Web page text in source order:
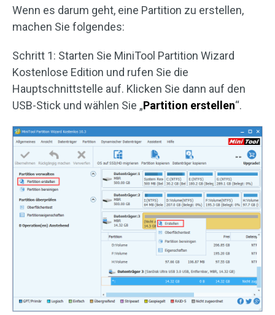
Wenn es darum geht, eine Partition zu erstellen,
machen Sie folgendes:
Schritt 1: Starten Sie MiniTool Partition Wizard
Kostenlose Edition und rufen Sie die
Hauptschnittstelle auf. Klicken Sie dann auf den
USB-Stick und wählen Sie „Partition erstellen“.